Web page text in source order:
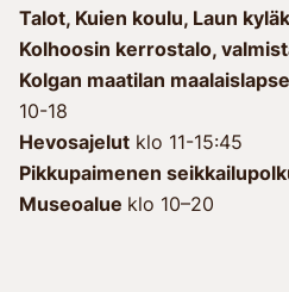
Talot, Kuien koulu, Laun
Kolhoosin kerrostalo,
Kolgan maatilan
10-18
Hevosajelut klo 11-15:45
Pikkupaimenen
Museoalue klo 10–20